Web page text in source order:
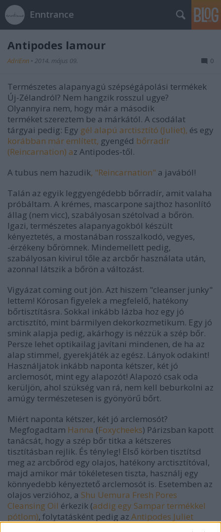
Enntrance
Antipodes lamour
AdriEnn • 2014. május 09. 0
Természetes alapanyagú szépségápolási termékek
Új-Zélandról? Nem hangzik rosszul ugye?
Olyannyira nem, hogy már a második
terméket szereztem be a márkától. A csodálat
tárgyai pedig: Egy gél alapú arctisztító (Juliet), és egy
korábban már említett, gyengéd bőrradír
(Reincarnation) az Antipodes-től.
A tubus nem hazudik, "Reincarnation" a javából!
Talán az egyik leggyengédebb bőrradír, amit valaha
próbáltam. A krémes, mascarpone sajthoz hasonlító
állag (nem vicc), szabályosan szétolvad a bőrön.
Igazi, természetes alapanyagokból készült
kényeztetés, a mostanában rosszalkodó, vegyes,
-érzékeny bőrömnek. Mindemellett pedig,
szabályosan kivirul tőle az arcbőr használata után,
azonnal látszik a bőrön a változást.
Vigyázat coming out jön. Azt hiszem "cleanser junky"
lettem! Kórosan figyelek a megfelelő, hatékony
bőrtisztításra. Sokkal inkább lázba hoz egy jó
arctisztító, mint bármilyen dekorkozmetikum. Egy jó
smink alapja pedig, akárhogy is nézzük a szép bőr.
Persze lehet optikailag javítani mindenen, de ha az
alap stimmel, gyerekjáték az egész. Lányok odakint!
Használjatok inkább naponta kétszer, két jó
arclemosót, mint egy alapozót! Alapozó csak oda
kerüljön, ahol szükség van rá, nem kell beburkolni az
amúgy természetesen is gyönyörű bőrt.
Miért naponta kétszer, két jó arclemosót?
Megfogadtam Hanna (Foxycheeks) Párizsban kapott
tanácsát, hogy a szép bőr titka a kétszeres
tisztításban rejlik. És tényleg! Első körben tisztítsd
meg az arcbőröd egy olajos, hatékony arctisztítóval,
majd amikor már tökéletesen tiszta, használj egy
könnyedebb kényeztető arclemosót is. Esetemben az
olajos verzióhoz, a Shu Uemura Fresh Pores
Cleansing Oil érkezik (addig egy Sampar termékkel
pótlom), folytatásként pedig az Antipodes Juliet